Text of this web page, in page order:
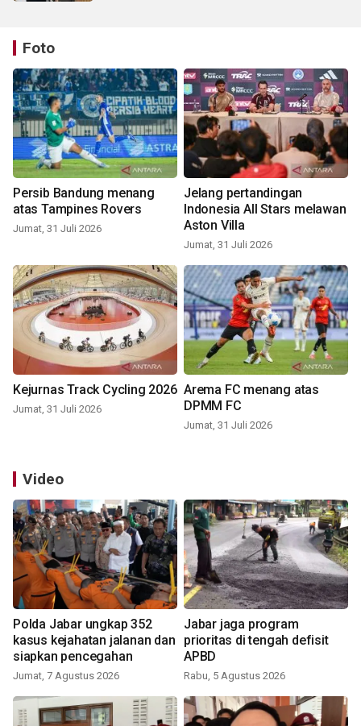
Foto
Persib Bandung menang
atas Tampines Rovers
Jumat, 31 Juli 2026
Jelang pertandingan
Indonesia All Stars melawan
Aston Villa
Jumat, 31 Juli 2026
Kejurnas Track Cycling 2026
Jumat, 31 Juli 2026
Arema FC menang atas
DPMM FC
Jumat, 31 Juli 2026
Video
Polda Jabar ungkap 352
kasus kejahatan jalanan dan
siapkan pencegahan
Jumat, 7 Agustus 2026
Jabar jaga program
prioritas di tengah defisit
APBD
Rabu, 5 Agustus 2026